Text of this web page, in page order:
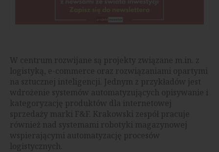
W centrum rozwijane są projekty związane m.in. z
logistyką, e-commerce oraz rozwiązaniami opartymi
na sztucznej inteligencji. Jednym z przykładów jest
wdrożenie systemów automatyzujących opisywanie i
kategoryzację produktów dla internetowej
sprzedaży marki F&F. Krakowski zespół pracuje
również nad systemami robotyki magazynowej
wspierającymi automatyzację procesów
logistycznych.